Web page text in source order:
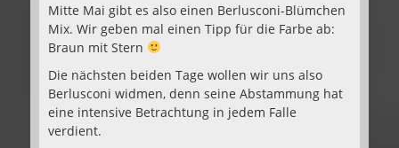
Mitte Mai gibt es also einen Berlusconi-Blümchen
Mix. Wir geben mal einen Tipp für die Farbe ab:
Braun mit Stern
Die nächsten beiden Tage wollen wir uns also
Berlusconi widmen, denn seine Abstammung hat
eine intensive Betrachtung in jedem Falle
verdient.